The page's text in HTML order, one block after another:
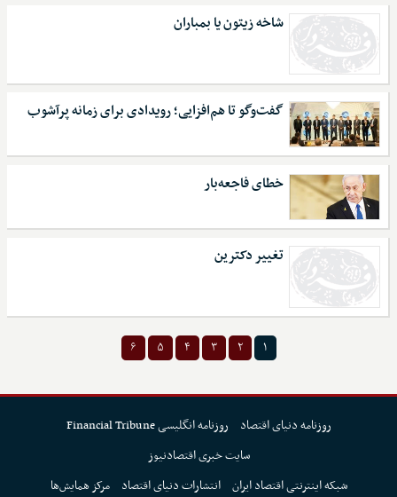
شاخه زیتون یا بمباران
گفت‌وگو تا هم‌افزایی؛ رویدادی برای زمانه پرآشوب
خطای فاجعه‌بار
تغییر دکترین
۱ ۲ ۳ ۴ ۵ ۶
روزنامه دنیای اقتصاد
روزنامه انگلیسی Financial Tribune
سایت خبری اقتصادنیوز
شبکه اینترنتی اقتصاد ایران انتشارات دنیای اقتصاد مرکز همایش‌ها